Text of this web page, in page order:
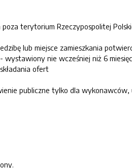
terytorium Rzeczypospolitej
lub miejsce zamieszkania
nie wcześniej niż 6
ofert
publiczne tylko dla